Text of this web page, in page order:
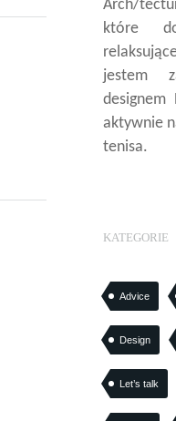
Arch/
które
jestem
designem
aktywnie
tenisa.
KATEGORIE
Advice
Design
Let’s talk